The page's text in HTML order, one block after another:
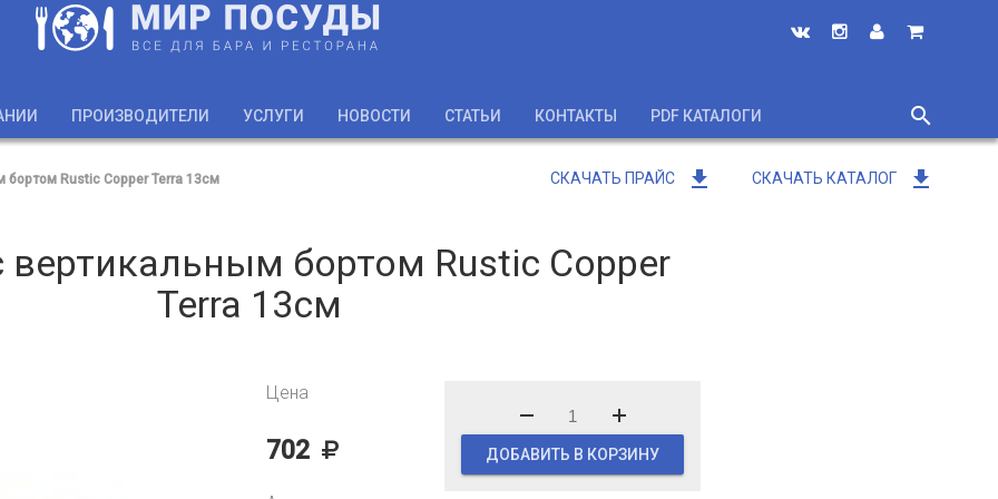
ПРОИЗВОДИТЕЛИ УСЛУГИ НОВОСТИ СТАТЬИ КОНТАКТЫ PDF КАТАЛОГИ
search
close
СКАЧАТЬ ПРАЙС get_app СКАЧАТЬ КАТАЛОГ get_app
бортом Rustic Copper Terra 13см
вертикальным бортом Rustic Copper
Terra 13см
Цена
702 ДОБАВИТЬ В КОРЗИНУ